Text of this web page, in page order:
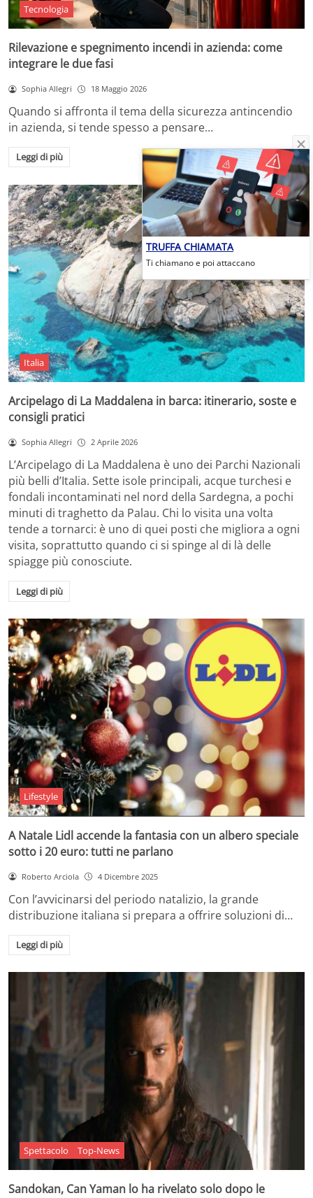
Tecnologia
Rilevazione e spegnimento incendi in azienda: come
integrare le due fasi
Sophia Allegri 18 Maggio 2026
Quando si affronta il tema della sicurezza antincendio
in azienda, si tende spesso a pensare…
Leggi di più
Italia
Arcipelago di La Maddalena in barca: itinerario, soste e
consigli pratici
Sophia Allegri 2 Aprile 2026
L’Arcipelago di La Maddalena è uno dei Parchi Nazionali
più belli d’Italia. Sette isole principali, acque turchesi e
fondali incontaminati nel nord della Sardegna, a pochi
minuti di traghetto da Palau. Chi lo visita una volta
tende a tornarci: è uno di quei posti che migliora a ogni
visita, soprattutto quando ci si spinge al di là delle
spiagge più conosciute.
Leggi di più
Lifestyle
A Natale Lidl accende la fantasia con un albero speciale
sotto i 20 euro: tutti ne parlano
Roberto Arciola 4 Dicembre 2025
Con l’avvicinarsi del periodo natalizio, la grande
distribuzione italiana si prepara a offrire soluzioni di…
Leggi di più
Spettacolo Top-News
Sandokan, Can Yaman lo ha rivelato solo dopo le
TRUFFA CHIAMATA
Ti chiamano e poi attaccano